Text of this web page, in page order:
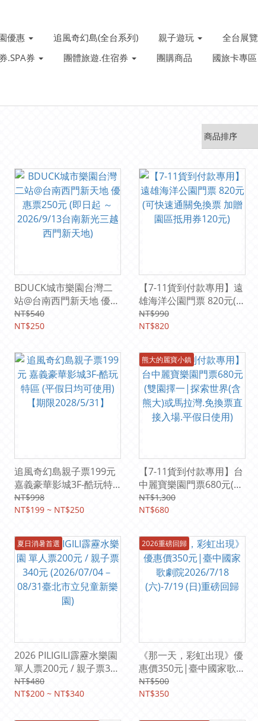
優惠 追風奇幻島(全台系列) 親子遊玩 全台展覽
.SPA券 團體旅遊.住宿券 團購商品 國旅卡專區
BDUCK城市樂園台灣二
站@台南西門新天地 優惠
票250元 (即日起 ～
2026/9/13台南新光三越
NT$540
NT$250
【7-11貨到付款專用】遠
雄海洋公園門票 820元(可
快速通關免換票 加贈園區
抵用券120元)
NT$990
NT$820
追風奇幻島親子票199元
嘉義豪華影城3F-酷玩特
區 (平假日均可使用)【期
限2028/5/31】
NT$998
NT$199 ~ NT$250
熊大的麗寶小鎮
【7-11貨到付款專用】台
中麗寶樂園門票680元(雙
園擇一|探索世界(含熊大)
或馬拉灣.免換票直接入
NT$1,300
NT$680
夏日消暑首選
2026 PILIGILI霹靂水樂園
單人票200元 / 親子票340
元 (2026/07/04－08/31
臺北市立兒童新樂園)
NT$480
NT$200 ~ NT$340
2026重磅回歸
《那一天，彩虹出現》優
惠價350元|臺中國家歌劇
院2026/7/18 (六)-7/19
(日)重磅回歸
NT$500
NT$350